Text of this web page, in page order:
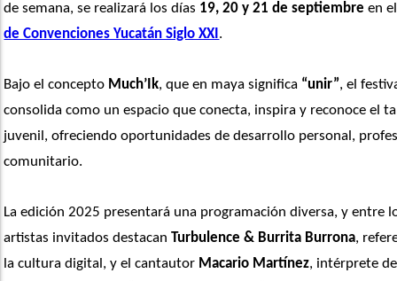
de semana, se realizará los días 19, 20 y 21 de septiembre en
de Convenciones Yucatán Siglo XXI .
Bajo el concepto Much’Ik, que en maya significa “unir”, el
consolida como un espacio que conecta, inspira y reconoce el
juvenil, ofreciendo oportunidades de desarrollo personal,
comunitario.
La edición 2025 presentará una programación diversa, y entre
artistas invitados destacan Turbulence & Burrita Burrona,
la cultura digital, y el cantautor Macario Martínez, intérprete